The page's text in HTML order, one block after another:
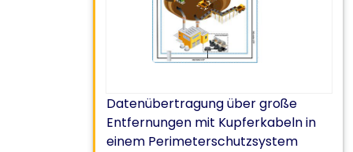
Datenübertragung über große
Entfernungen mit Kupferkabeln in
einem Perimeterschutzsystem